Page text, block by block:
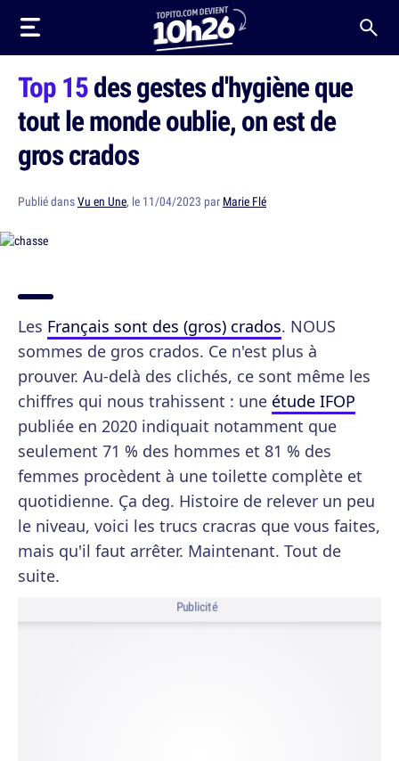
Top 15des gestes d'hygiène que
tout le monde oublie, on est de
gros crados
Publié dansVu en Une, le 11/04/2023 par Marie Flé
Les Français sont des (gros) crados. NOUS
sommes de gros crados. Ce n'est plus à
prouver. Au-delà des clichés, ce sont même les
chiffres qui nous trahissent : une étude IFOP
publiée en 2020 indiquait notamment que
seulement 71 % des hommes et 81 % des
femmes procèdent à une toilette complète et
quotidienne. Ça deg. Histoire de relever un peu
le niveau, voici les trucs cracras que vous faites,
mais qu'il faut arrêter. Maintenant. Tout de
suite.
Publicité